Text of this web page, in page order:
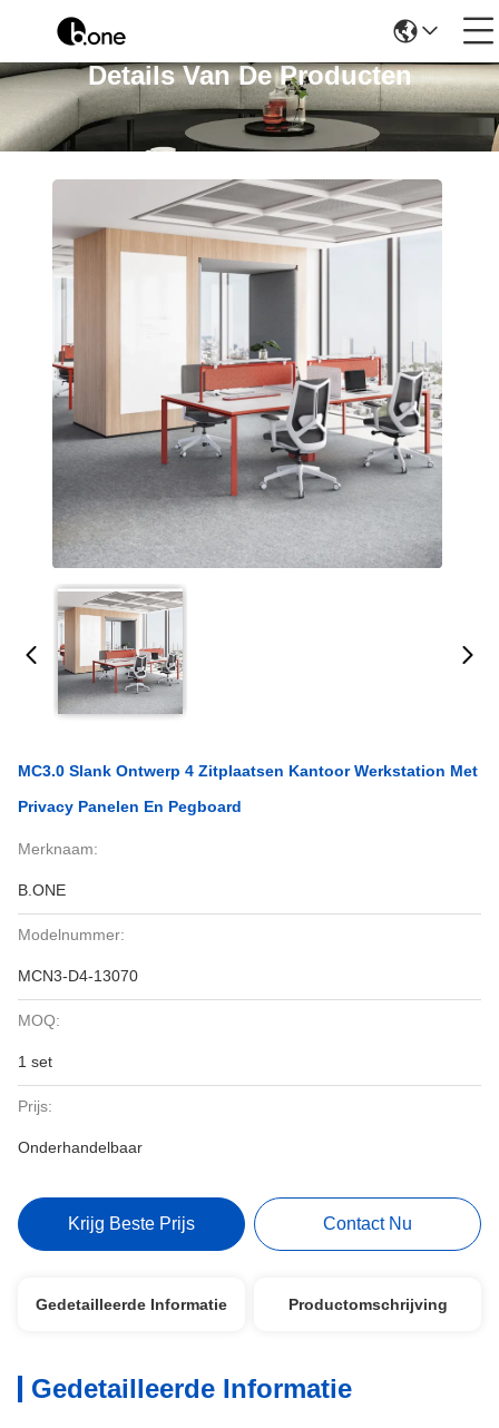
Details Van De Producten
MC3.0 Slank Ontwerp 4 Zitplaatsen Kantoor Werkstation Met
Privacy Panelen En Pegboard
Merknaam:
B.ONE
Modelnummer:
MCN3-D4-13070
MOQ:
1 set
Prijs:
Onderhandelbaar
Krijg Beste Prijs Contact Nu
Gedetailleerde Informatie Productomschrijving
Gedetailleerde Informatie